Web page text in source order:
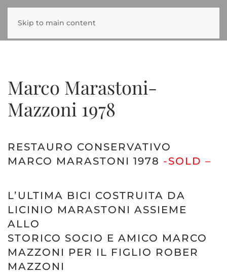
Skip to main content
Marco Marastoni-
Mazzoni 1978
RESTAURO CONSERVATIVO
MARCO MARASTONI 1978 -SOLD –
L’ULTIMA BICI COSTRUITA DA
LICINIO MARASTONI ASSIEME
ALLO
STORICO SOCIO E AMICO MARCO
MAZZONI PER IL FIGLIO ROBER
MAZZONI